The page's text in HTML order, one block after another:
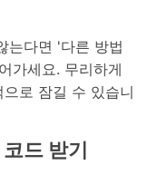
는다면 '다른 방법
가세요. 무리하게
로 잠길 수 있습니
드 받기